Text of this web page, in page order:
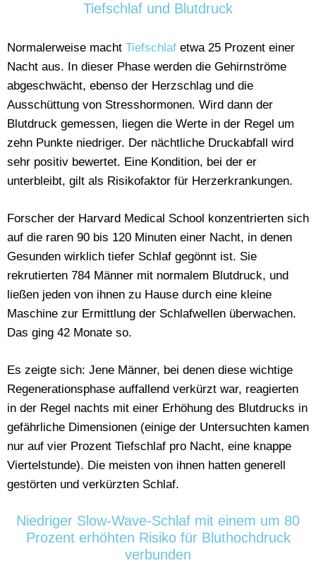
Tiefschlaf und Blutdruck
Normalerweise macht Tiefschlaf etwa 25 Prozent einer
Nacht aus. In dieser Phase werden die Gehirnströme
abgeschwächt, ebenso der Herzschlag und die
Ausschüttung von Stresshormonen. Wird dann der
Blutdruck gemessen, liegen die Werte in der Regel um
zehn Punkte niedriger. Der nächtliche Druckabfall wird
sehr positiv bewertet. Eine Kondition, bei der er
unterbleibt, gilt als Risikofaktor für Herzerkrankungen.
Forscher der Harvard Medical School konzentrierten sich
auf die raren 90 bis 120 Minuten einer Nacht, in denen
Gesunden wirklich tiefer Schlaf gegönnt ist. Sie
rekrutierten 784 Männer mit normalem Blutdruck, und
ließen jeden von ihnen zu Hause durch eine kleine
Maschine zur Ermittlung der Schlafwellen überwachen.
Das ging 42 Monate so.
Es zeigte sich: Jene Männer, bei denen diese wichtige
Regenerationsphase auffallend verkürzt war, reagierten
in der Regel nachts mit einer Erhöhung des Blutdrucks in
gefährliche Dimensionen (einige der Untersuchten kamen
nur auf vier Prozent Tiefschlaf pro Nacht, eine knappe
Viertelstunde). Die meisten von ihnen hatten generell
gestörten und verkürzten Schlaf.
Niedriger Slow-Wave-Schlaf mit einem um 80
Prozent erhöhten Risiko für Bluthochdruck
verbunden